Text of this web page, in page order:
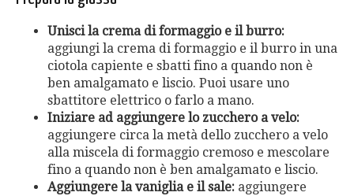
Unisci la crema di formaggio e il burro:
aggiungi la crema di formaggio e il burro in una
ciotola capiente e sbatti fino a quando non è
ben amalgamato e liscio. Puoi usare uno
sbattitore elettrico o farlo a mano.
Iniziare ad aggiungere lo zucchero a velo:
aggiungere circa la metà dello zucchero a velo
alla miscela di formaggio cremoso e mescolare
fino a quando non è ben amalgamato e liscio.
Aggiungere la vaniglia e il sale: aggiungere